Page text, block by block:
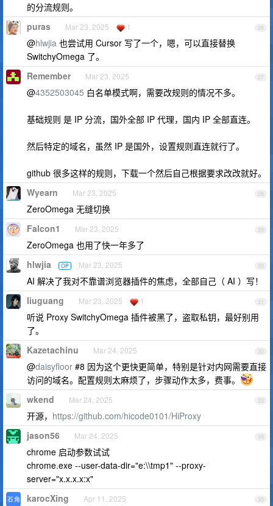
的分流规则。
26
puras Mar 23, 2025 1
@hlwjia 也尝试用 Cursor 写了一个，嗯，可以直接替换
SwitchyOmega 了。
27
Remember Mar 23, 2025
@4352503045 白名单模式啊，需要改规则的情况不多。
基础规则 是 IP 分流，国外全部 IP 代理，国内 IP 全部直连。
然后特定的域名，虽然 IP 是国外，设置规则直连就行了。
github 很多这样的规则，下载一个然后自己根据要求改改就好。
28
Wyearn Mar 23, 2025
ZeroOmega 无缝切换
29
Falcon1 Mar 23, 2025
ZeroOmega 也用了快一年多了
30
hlwjia OP Mar 23, 2025
AI 解决了我对不靠谱浏览器插件的焦虑，全部自己（ AI ）写！
31
liuguang Mar 23, 2025 1
听说 Proxy SwitchyOmega 插件被黑了，盗取私钥，最好别用
了。
32
Kazetachinu Mar 24, 2025
@daisyfloor #8 因为这个更快更简单，特别是针对内网需要直接
访问的域名。配置规则太麻烦了，步骤动作太多，费事。
33
wkend Mar 24, 2025
开源， https://github.com/hicode0101/HiProxy
34
jason56 Mar 24, 2025
chrome 启动参数试试
chrome.exe --user-data-dir="e:\\tmp1" --proxy-
server="x.x.x.x:x"
35
karocXing Apr 11, 2025